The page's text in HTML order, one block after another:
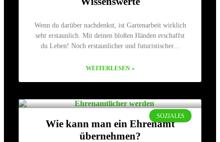
Wenn du darüber nachdenkst, ist Gartenarbeit wirklich
sehr erstaunlich. Mit deinen bloßen Händen erschaffst
du Leben! Noch erstaunlicher und futuristischer
WEITERLESEN »
SOZIALES
Wie kann man ein Ehrenamt
übernehmen?